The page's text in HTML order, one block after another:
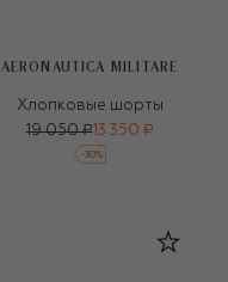
AERONAUTICA MILITARE
Хлопковые шорты
19 050 ₽13 350 ₽
-30%